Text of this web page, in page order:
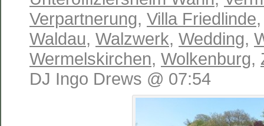
Verpartnerung, Villa Friedlinde
Waldau, Walzwerk, Wedding,
Wermelskirchen, Wolkenburg,
DJ Ingo Drews @ 07:54